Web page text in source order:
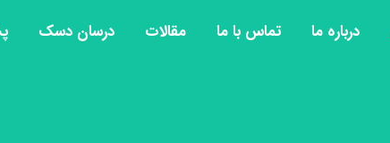
درباره ما تماس با ما مقالات درسان دسک